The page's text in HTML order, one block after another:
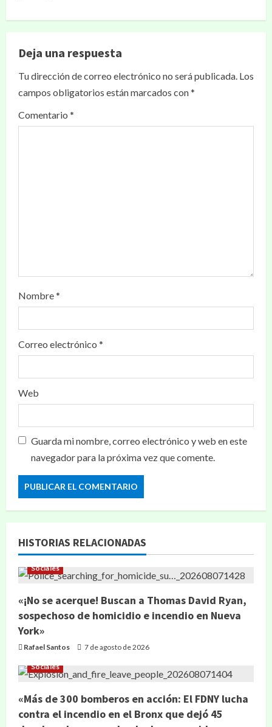
Deja una respuesta
Tu dirección de correo electrónico no será publicada. Los
campos obligatorios están marcados con*
Comentario *
Nombre*
Correo electrónico *
Web
Guarda mi nombre, correo electrónico y web en este
navegador para la próxima vez que comente.
HISTORIAS RELACIONADAS
Sociales
«¡No se acerque! Buscan a Thomas David Ryan,
sospechoso de homicidio e incendio en Nueva
York»
Rafael Santos 7 de agosto de 2026
Sociales
«Más de 300 bomberos en acción: El FDNY lucha
contra el incendio en el Bronx que dejó 45